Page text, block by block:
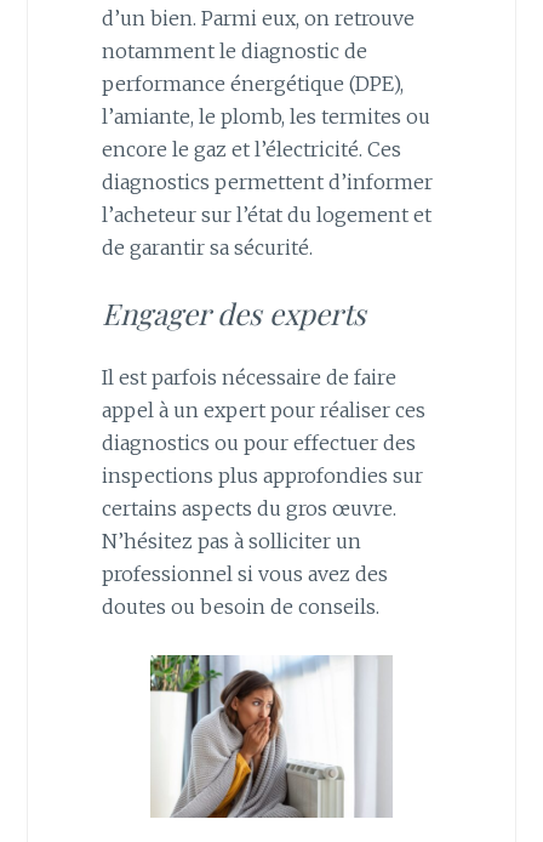
d’un bien. Parmi eux, on retrouve
notamment le diagnostic de
performance énergétique (DPE),
l’amiante, le plomb, les termites ou
encore le gaz et l’électricité. Ces
diagnostics permettent d’informer
l’acheteur sur l’état du logement et
de garantir sa sécurité.
Engager des experts
Il est parfois nécessaire de faire
appel à un expert pour réaliser ces
diagnostics ou pour effectuer des
inspections plus approfondies sur
certains aspects du gros œuvre.
N’hésitez pas à solliciter un
professionnel si vous avez des
doutes ou besoin de conseils.